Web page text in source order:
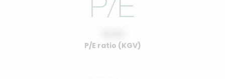
P/E ratio (KGV)